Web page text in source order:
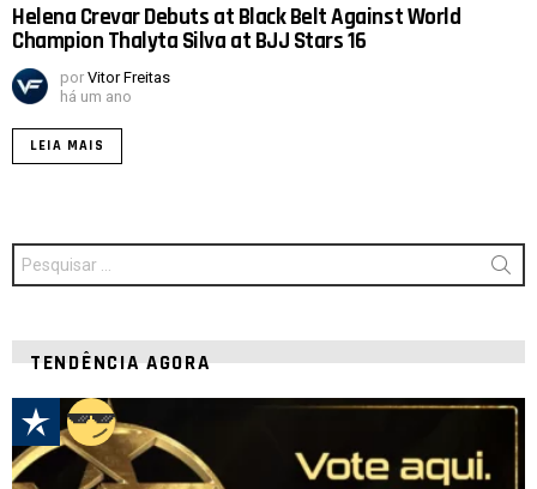
Helena Crevar Debuts at Black Belt Against World
Champion Thalyta Silva at BJJ Stars 16
por Vitor Freitas
há um ano
LEIA MAIS
Procurar
por:
TENDÊNCIA AGORA